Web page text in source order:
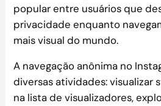
popular entre usuários que
privacidade enquanto
mais visual do mundo.
A navegação anônima no
diversas atividades: visualizar
na lista de visualizadores,